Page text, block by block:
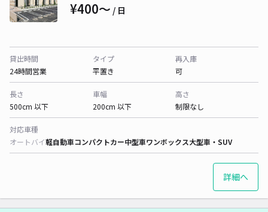
¥400〜 / 日
貸出時間
24時間営業
タイプ
平置き
再入庫
可
長さ
500cm 以下
車幅
200cm 以下
高さ
制限なし
対応車種
オートバイ軽自動車コンパクトカー中型車ワンボックス大型車・SUV
詳細へ